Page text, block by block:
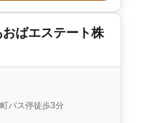
ばエステート株
バス停徒歩3分